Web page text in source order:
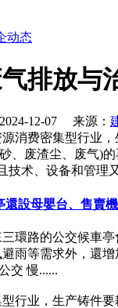
动态
排放与
12-07 来源：
消费密集型行业
、废渣尘、废气
技术、设备和管理又
還設母嬰台、售賣機
環路的公交候車
雨等需求外，還
交 慢......
行业，生产铸件